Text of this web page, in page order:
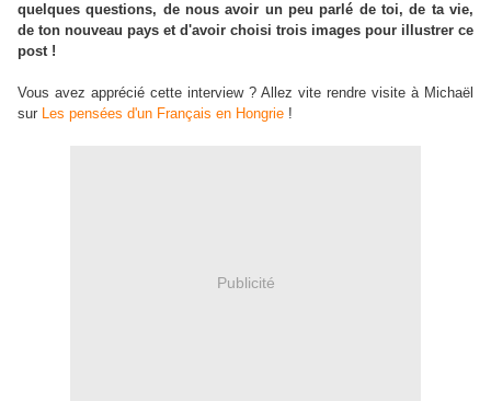
quelques questions, de nous avoir un peu parlé de toi, de ta vie,
de ton nouveau pays et d'avoir choisi trois images pour illustrer ce
post !
Vous avez apprécié cette interview ? Allez vite rendre visite à Michaël
sur Les pensées d'un Français en Hongrie !
Publicité